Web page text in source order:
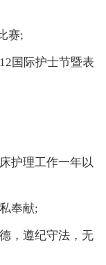
赛;
国际护士节暨表
护理工作一年以
奉献;
，遵纪守法，无